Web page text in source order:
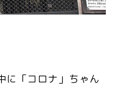
に「コロナ」ちゃん